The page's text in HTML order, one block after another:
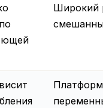
Широкий